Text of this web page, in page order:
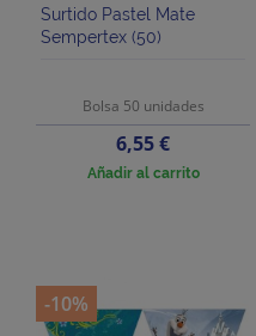
Surtido Pastel Mate
Sempertex (50)
Bolsa 50 unidades
Precio
6,55 €
Añadir al carrito
-10%